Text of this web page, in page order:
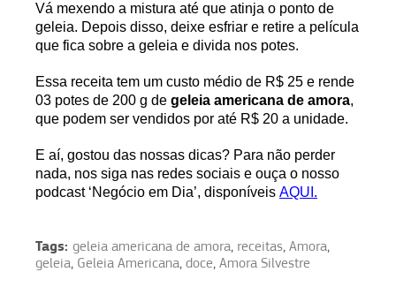
Vá mexendo a mistura até que atinja o ponto de
geleia. Depois disso, deixe esfriar e retire a película
que fica sobre a geleia e divida nos potes.
Essa receita tem um custo médio de R$ 25 e rende
03 potes de 200 g de geleia americana de amora,
que podem ser vendidos por até R$ 20 a unidade.
E aí, gostou das nossas dicas? Para não perder
nada, nos siga nas redes sociais e ouça o nosso
podcast ‘Negócio em Dia’, disponíveis AQUI.
Tags: geleia americana de amora, receitas, Amora,
geleia, Geleia Americana, doce, Amora Silvestre